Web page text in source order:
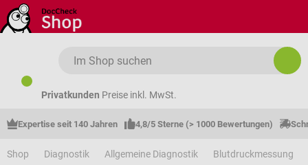
Zum Hauptinhalt springen
Privatkunden Preise inkl. MwSt.
Expertise seit 140 Jahren 4,8/5 Sterne (> 1000 Bewertungen)
Shop Diagnostik Allgemeine Diagnostik Blutdruckmessung